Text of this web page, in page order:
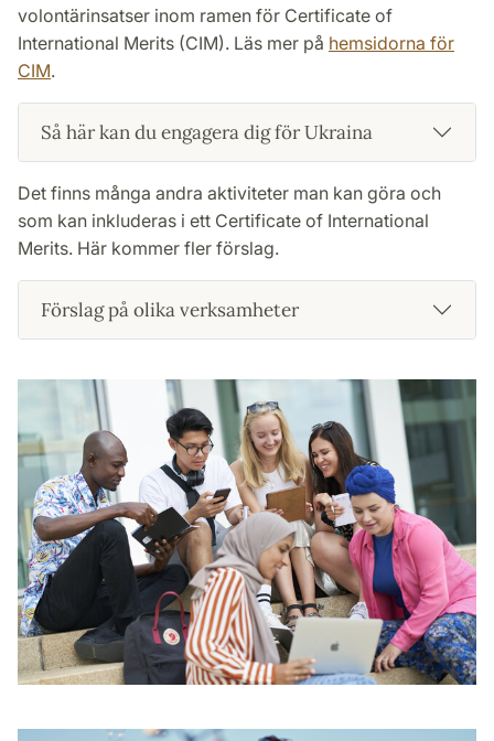
volontärinsatser inom ramen för Certificate of
International Merits (CIM). Läs mer på hemsidorna för
CIM.
Så här kan du engagera dig för Ukraina
Det finns många andra aktiviteter man kan göra och
som kan inkluderas i ett Certificate of International
Merits. Här kommer fler förslag.
Förslag på olika verksamheter